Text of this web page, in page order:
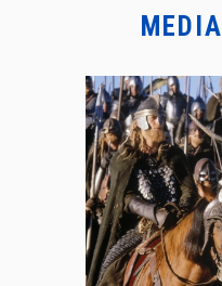
MEDIA